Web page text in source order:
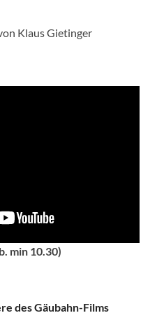
Klaus Gietinger
min 10.30)
des Gäubahn-Films